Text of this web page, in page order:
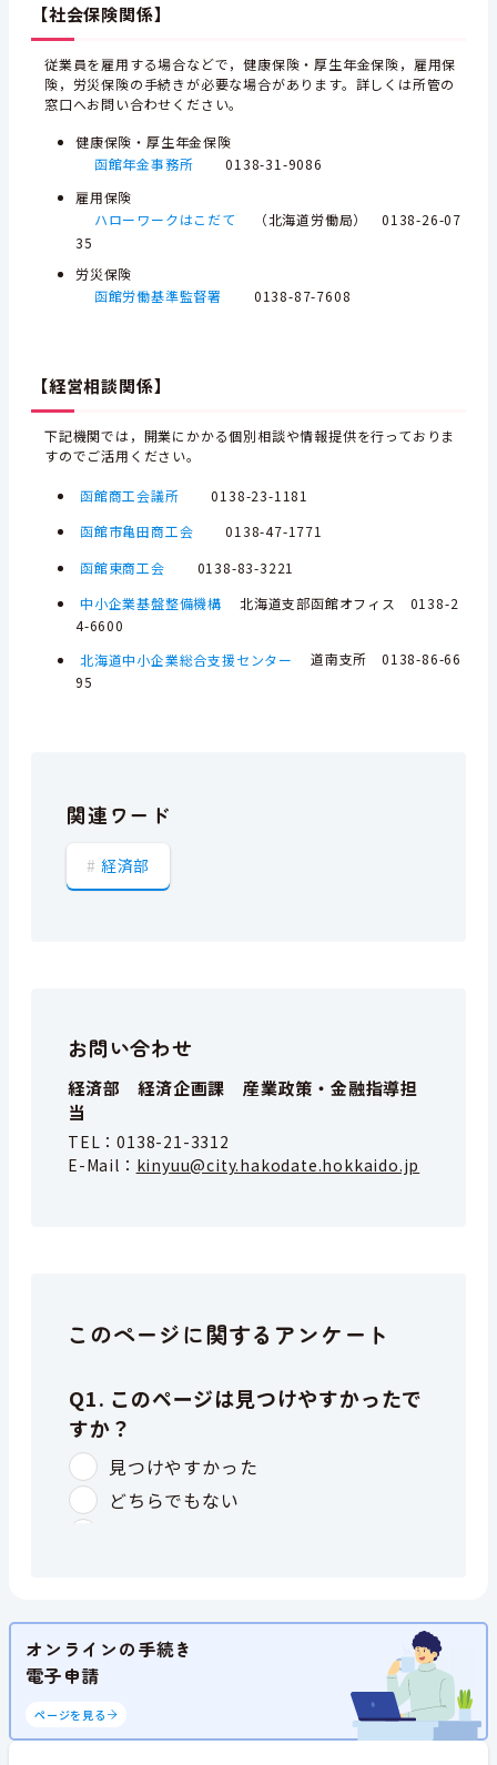
【社会保険関係】
従業員を雇用する場合などで，健康保険・厚生年金保険，雇用保
険，労災保険の手続きが必要な場合があります。詳しくは所管の
窓口へお問い合わせください。
健康保険・厚生年金保険
函館年金事務所
0138-31-9086
雇用保険
ハローワークはこだて
（北海道労働局） 0138-26-07
35
労災保険
函館労働基準監督署
0138-87-7608
【経営相談関係】
下記機関では，開業にかかる個別相談や情報提供を行っておりま
すのでご活用ください。
函館商工会議所
0138-23-1181
函館市亀田商工会
0138-47-1771
函館東商工会
0138-83-3221
中小企業基盤整備機構
北海道支部函館オフィス 0138-2
4-6600
北海道中小企業総合支援センター
道南支所 0138-86-66
95
関連ワード
経済部
お問い合わせ
経済部 経済企画課 産業政策・金融指導担
当
TEL：0138-21-3312
E-Mail： kinyuu@city.hakodate.hokkaido.jp
このページに関するアンケート
オンラインの手続き
電子申請
ページを見る